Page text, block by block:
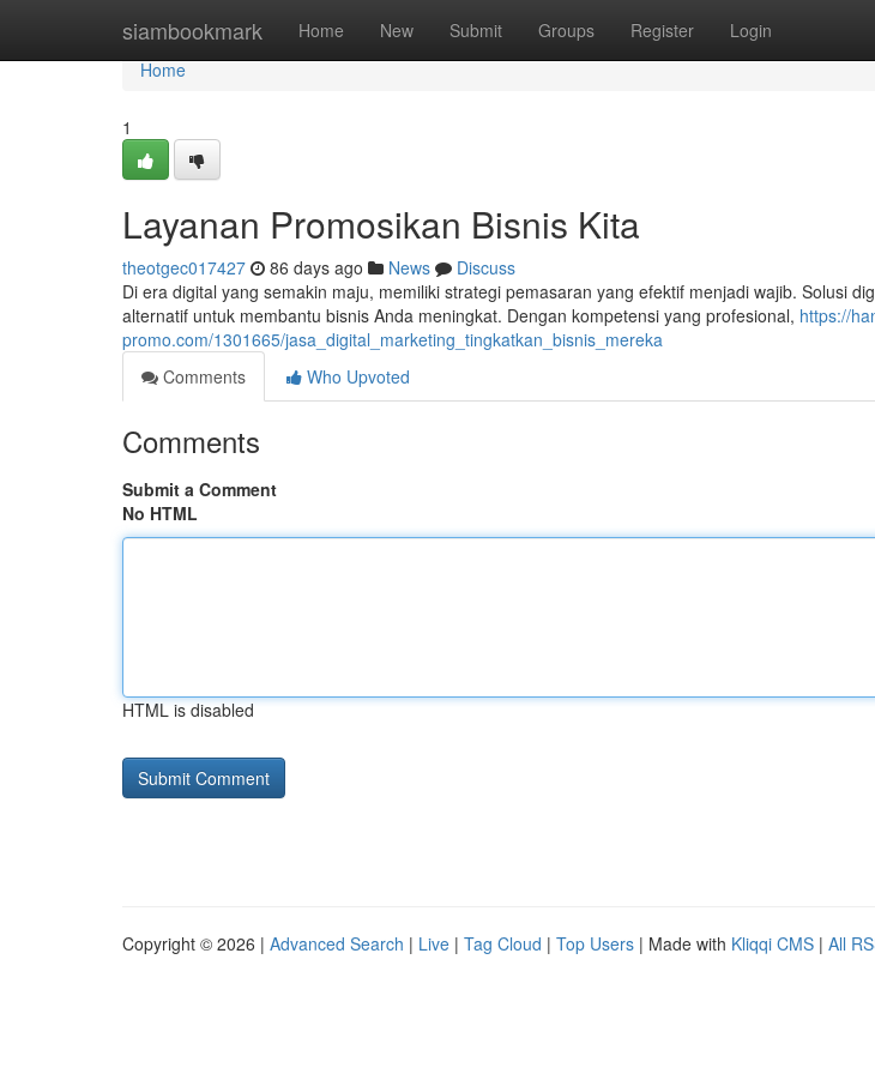
siambookmark Home New Submit Groups Register Login
Home
Home
1
Layanan Promosikan Bisnis Kita
theotgec017427 86 days ago News
Discuss
Di era digital yang semakin maju, memiliki strategi pemasaran yang efektif menjadi wajib. Solusi
alternatif untuk membantu bisnis Anda meningkat. Dengan kompetensi yang profesional, https://
promo.com/1301665/jasa_digital_marketing_tingkatkan_bisnis_mereka
Comments
Who Upvoted
Comments
Submit a Comment
No HTML
HTML is disabled
Copyright © 2026 | Advanced Search | Live | Tag Cloud | Top Users | Made with Kliqqi CMS | All